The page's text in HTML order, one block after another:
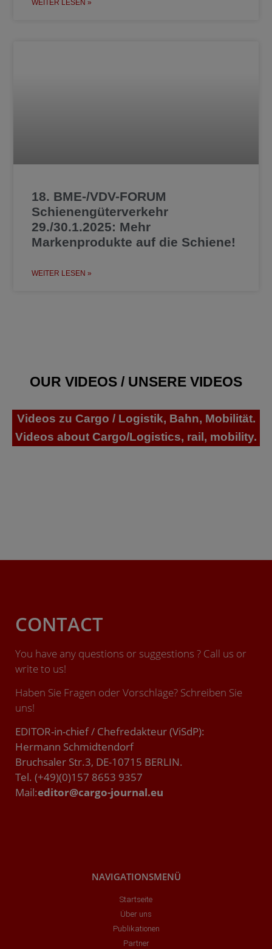
WEITER LESEN »
18. BME-/VDV-FORUM
Schienengüterverkehr
29./30.1.2025: Mehr
Markenprodukte auf die Schiene!
WEITER LESEN »
OUR VIDEOS / UNSERE VIDEOS
Videos zu Cargo / Logistik, Bahn, Mobilität.
Videos about Cargo/Logistics, rail, mobility.
CONTACT
You have any questions or suggestions ? Call us or
write to us!
Haben Sie Fragen oder Vorschläge? Schreiben Sie
uns!
EDITOR-in-chief / Chefredakteur (ViSdP):
Hermann Schmidtendorf
Bruchsaler Str.3, DE-10715 BERLIN.
Tel. (+49)(0)157 8653 9357
Mail:editor@cargo-journal.eu
NAVIGATIONSMENÜ
Startseite
Über uns
Publikationen
Partner